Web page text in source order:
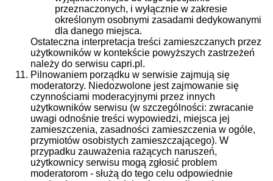
przeznaczonych, i wyłącznie w zakresie
określonym osobnymi zasadami dedykowanymi
dla danego miejsca.
Ostateczna interpretacja treści zamieszczanych przez
użytkowników w kontekście powyższych zastrzeżeń
należy do serwisu capri.pl.
Pilnowaniem porządku w serwisie zajmują się
moderatorzy. Niedozwolone jest zajmowanie się
czynnościami moderacyjnymi przez innych
użytkowników serwisu (w szczególności: zwracanie
uwagi odnośnie treści wypowiedzi, miejsca jej
zamieszczenia, zasadności zamieszczenia w ogóle,
przymiotów osobistych zamieszczającego). W
przypadku zauważenia rażących naruszeń,
użytkownicy serwisu mogą zgłosić problem
moderatorom - służą do tego celu odpowiednie